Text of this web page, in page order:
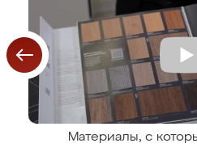
Материалы, с